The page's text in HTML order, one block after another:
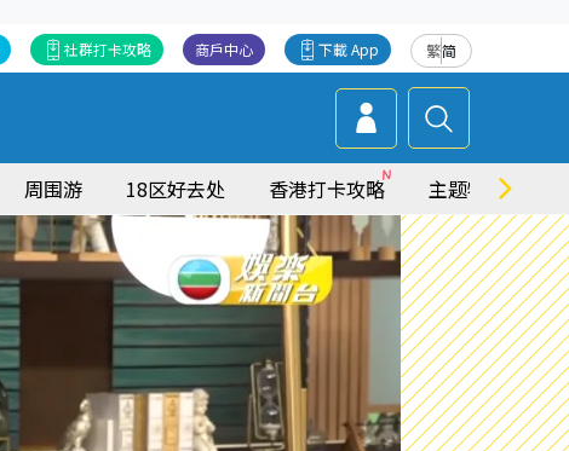
繁简
下載 App
商戶中心
社群打卡攻略
周围游 18区好去处 香港打卡攻略 主题特集